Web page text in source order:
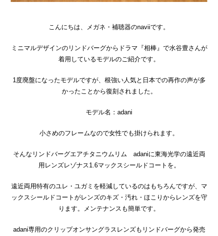
こんにちは、メガネ・補聴器のnaviiです。
ミニマルデザインのリンドバーグからドラマ『相棒』で水谷豊さんが
着用しているモデルのご紹介です。
1度廃盤になったモデルですが、根強い人気と日本での再作の声が多
かったことから復刻されました。
モデル名：adani
小さめのフレームなので女性でも掛けられます。
そんなリンドバーグエアチタニウムリム adaniに東海光学の遠近両
用レンズレゾナス1.6マックスシールドコートを。
遠近両用特有のユレ・ユガミを軽減しているのはもちろんですが、マ
ックスシールドコートがレンズのキズ・汚れ・ほこりからレンズを守
ります。メンテナンスも簡単です。
adani専用のクリップオンサングラスレンズもリンドバーグから発売